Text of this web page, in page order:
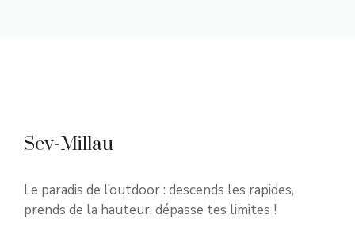
Sev-Millau
Le paradis de l’outdoor : descends les rapides,
prends de la hauteur, dépasse tes limites !